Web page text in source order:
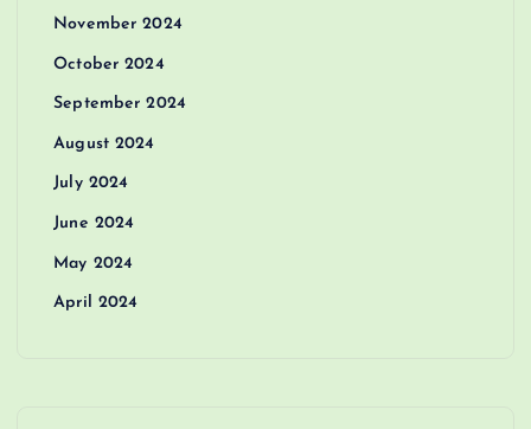
November 2024
October 2024
September 2024
August 2024
July 2024
June 2024
May 2024
April 2024